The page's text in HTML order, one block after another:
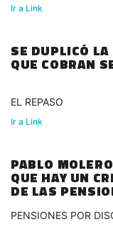
Ir a Link
SE DUPLICÓ
QUE COBRAN
EL REPASO
Ir a Link
PABLO
QUE HAY UN
DE LAS
PENSIONES POR